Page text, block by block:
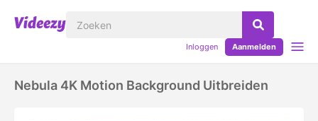
Inloggen Aanmelden
Nebula 4K Motion Background Uitbreiden